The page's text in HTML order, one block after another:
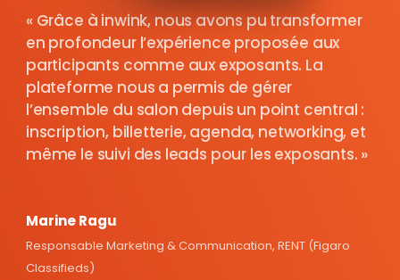
Grâce à inwink, nous avons pu transformer
en profondeur l’expérience proposée aux
participants comme aux exposants. La
plateforme nous a permis de gérer
l’ensemble du salon depuis un point central :
inscription, billetterie, agenda, networking, et
même le suivi des leads pour les exposants.
Marine Ragu
Responsable Marketing & Communication, RENT (Figaro
Classifieds)